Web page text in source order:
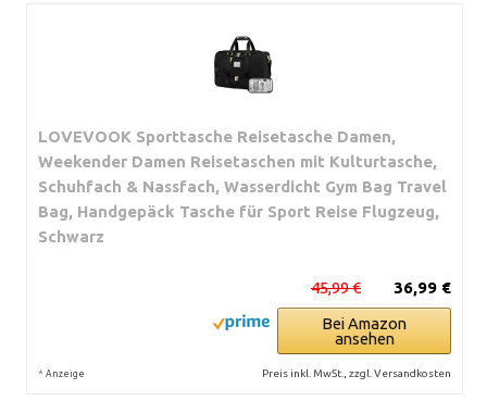
LOVEVOOK Sporttasche Reisetasche Damen,
Weekender Damen Reisetaschen mit Kulturtasche,
Schuhfach & Nassfach, Wasserdicht Gym Bag Travel
Bag, Handgepäck Tasche für Sport Reise Flugzeug,
Schwarz
36,99 €
45,99 €
Bei Amazon
ansehen
* Anzeige Preis inkl. MwSt., zzgl. Versandkosten